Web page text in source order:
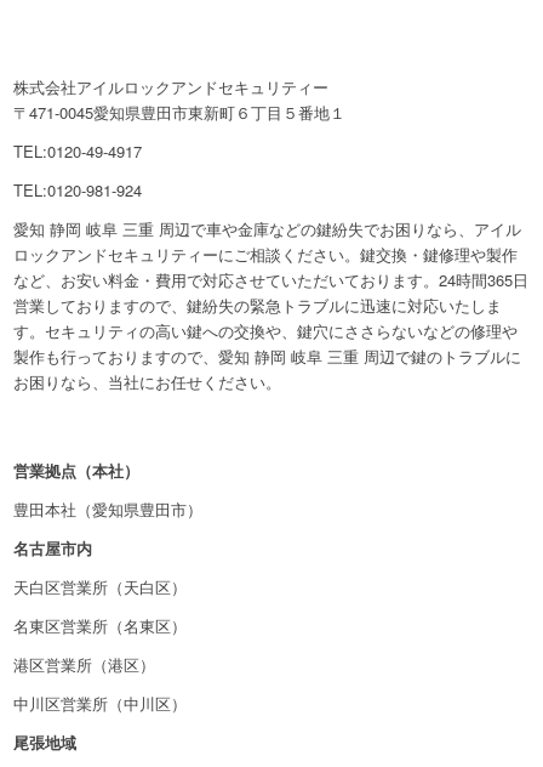
株式会社アイルロックアンドセキュリティー
〒471-0045愛知県豊田市東新町６丁目５番地１
TEL:0120-49-4917
TEL:0120-981-924
愛知 静岡 岐阜 三重 周辺で車や金庫などの鍵紛失でお困りなら、アイル
ロックアンドセキュリティーにご相談ください。鍵交換・鍵修理や製作
など、お安い料金・費用で対応させていただいております。24時間365日
営業しておりますので、鍵紛失の緊急トラブルに迅速に対応いたしま
す。セキュリティの高い鍵への交換や、鍵穴にささらないなどの修理や
製作も行っておりますので、愛知 静岡 岐阜 三重 周辺で鍵のトラブルに
お困りなら、当社にお任せください。
営業拠点（本社）
豊田本社（愛知県豊田市）
名古屋市内
天白区営業所（天白区）
名東区営業所（名東区）
港区営業所（港区）
中川区営業所（中川区）
尾張地域